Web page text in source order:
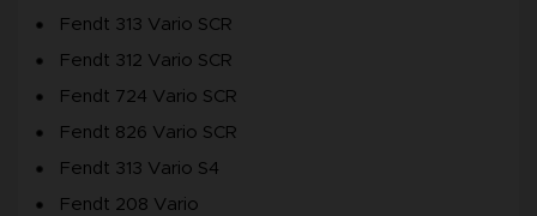
Fendt 313 Vario SCR
Fendt 312 Vario SCR
Fendt 724 Vario SCR
Fendt 826 Vario SCR
Fendt 313 Vario S4
Fendt 208 Vario